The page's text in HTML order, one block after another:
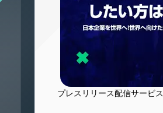
プレスリリース配信サービス